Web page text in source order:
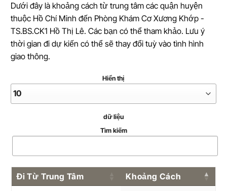
Dưới đây là khoảng cách từ trung tâm các quận huyện
thuộc Hồ Chí Minh đến Phòng Khám Cơ Xương Khớp -
TS.BS.CK1 Hồ Thị Lê. Các bạn có thể tham khảo. Lưu ý
thời gian đi dự kiến có thể sẽ thay đổi tuỳ vào tình hình
giao thông.
Hiển thị
dữ liệu
Tìm kiếm
Đi Từ Trung Tâm
Khoảng Cách